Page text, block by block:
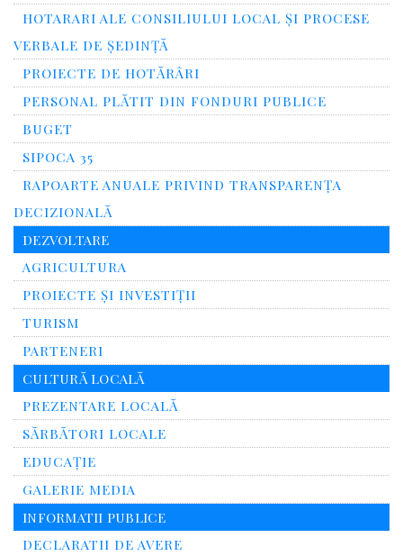
HOTARARI ALE CONSILIULUI LOCAL ȘI PROCESE
VERBALE DE ȘEDINȚĂ
PROIECTE DE HOTĂRÂRI
PERSONAL PLĂTIT DIN FONDURI PUBLICE
BUGET
SIPOCA 35
RAPOARTE ANUALE PRIVIND TRANSPARENŢA
DECIZIONALĂ
DEZVOLTARE
AGRICULTURA
PROIECTE ȘI INVESTIȚII
TURISM
PARTENERI
CULTURĂ LOCALĂ
PREZENTARE LOCALĂ
SĂRBĂTORI LOCALE
EDUCAȚIE
GALERIE MEDIA
INFORMATII PUBLICE
DECLARATII DE AVERE